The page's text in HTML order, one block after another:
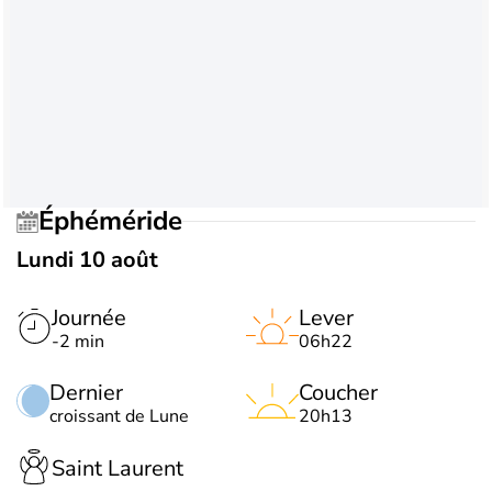
Éphéméride
Lundi 10 août
Journée
-2 min
Dernier
croissant de Lune
Lever
06h22
Coucher
20h13
Saint Laurent